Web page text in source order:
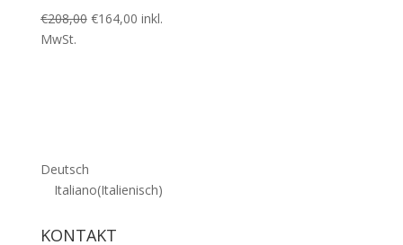
€208,00 Ursprünglicher
€164,00Aktueller
inkl.
MwSt.
Deutsch
Italiano(Italienisch)
KONTAKT